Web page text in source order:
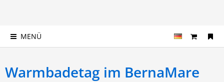
MENÜ
Warmbadetag im BernaMare